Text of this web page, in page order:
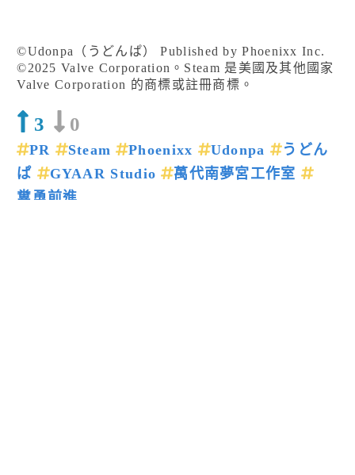
©Udonpa（うどんぱ） Published by Phoenixx Inc.
©︎2025 Valve Corporation。Steam 是美國及其他國家
Valve Corporation 的商標或註冊商標。
3 0
PR Steam Phoenixx Udonpa
うどん
ぱ
GYAAR Studio
萬代南夢宮工作室
糞勇前進